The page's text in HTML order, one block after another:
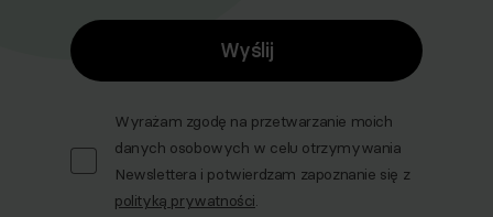
Wyślij
Wyrażam zgodę na przetwarzanie moich
danych osobowych w celu otrzymywania
Newslettera i potwierdzam zapoznanie się z
polityką prywatności.